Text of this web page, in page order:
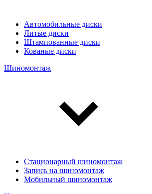
Автомобильные диски
Литые диски
Штампованные диски
Кованые диски
Шиномонтаж
Стационарный шиномонтаж
Запись на шиномонтаж
Мобильный шиномонтаж